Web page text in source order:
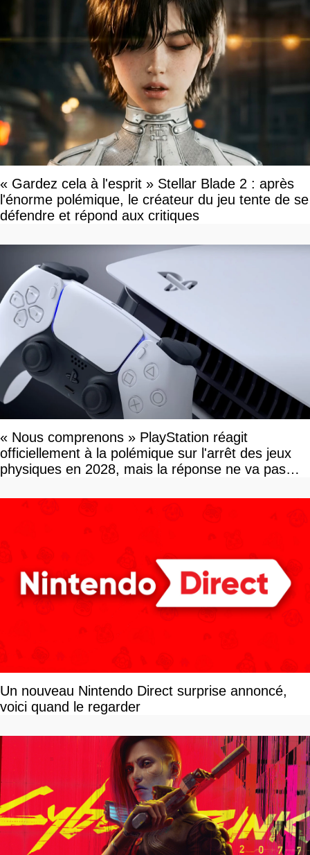
« Gardez cela à l'esprit » Stellar Blade 2 : après
l'énorme polémique, le créateur du jeu tente de se
défendre et répond aux critiques
« Nous comprenons » PlayStation réagit
officiellement à la polémique sur l'arrêt des jeux
physiques en 2028, mais la réponse ne va pas
Un nouveau Nintendo Direct surprise annoncé,
voici quand le regarder